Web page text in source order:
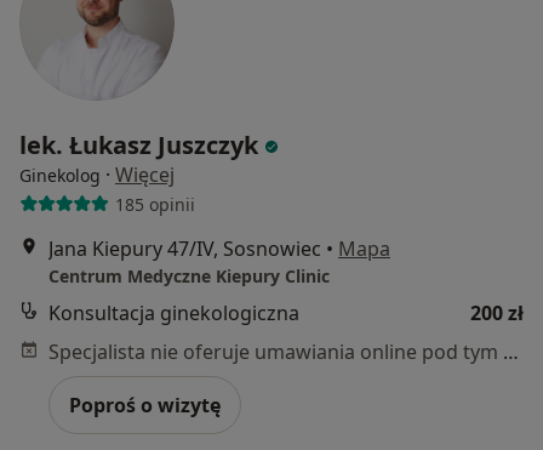
lek. Łukasz Juszczyk
Ginekolog · Więcej
185 opinii
Jana Kiepury 47/IV, Sosnowiec • Mapa
Centrum Medyczne Kiepury Clinic
Konsultacja ginekologiczna
200 zł
Specjalista nie oferuje umawiania online pod tym adresem.
Poproś o wizytę